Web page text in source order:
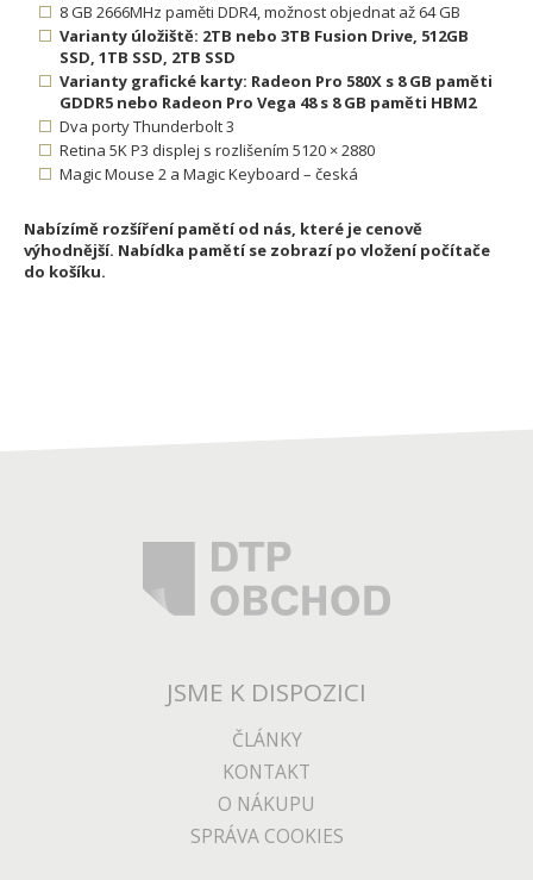
8 GB 2666MHz paměti DDR4, možnost objednat až 64 GB
Varianty úložiště: 2TB nebo 3TB Fusion Drive, 512GB
SSD, 1TB SSD, 2TB SSD
Varianty grafické karty: Radeon Pro 580X s 8 GB paměti
GDDR5 nebo Radeon Pro Vega 48 s 8 GB paměti HBM2
Dva porty Thunderbolt 3
Retina 5K P3 displej s rozlišením 5120 × 2880
Magic Mouse 2 a Magic Keyboard – česká
Nabízímě rozšíření pamětí od nás, které je cenově
výhodnější. Nabídka pamětí se zobrazí po vložení počítače
do košíku.
JSME K DISPOZICI
ČLÁNKY
KONTAKT
O NÁKUPU
SPRÁVA COOKIES